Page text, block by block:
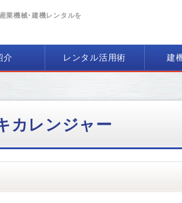
業機械･建機レンタルを
介 レンタル活用術 建
カレンジャー